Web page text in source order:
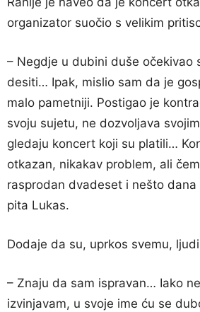
organizator suočio s velikim
– Negdje u dubini duše očekivao
desiti… Ipak, mislio sam da je
malo pametniji. Postigao je
svoju sujetu, ne dozvoljava
gledaju koncert koji su platili…
otkazan, nikakav problem, ali
rasprodan dvadeset i nešto dana
pita Lukas.
Dodaje da su, uprkos svemu,
– Znaju da sam ispravan… Iako
izvinjavam, u svoje ime ću se